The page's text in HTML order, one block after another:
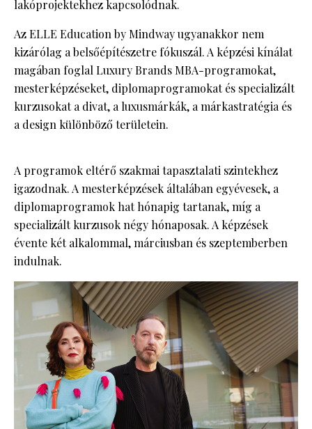
lakóprojektekhez kapcsolódnak.
Az ELLE Education by Mindway ugyanakkor nem
kizárólag a belsőépítészetre fókuszál. A képzési kínálat
magában foglal Luxury Brands MBA-programokat,
mesterképzéseket, diplomaprogramokat és specializált
kurzusokat a divat, a luxusmárkák, a márkastratégia és
a design különböző területein.
A programok eltérő szakmai tapasztalati szintekhez
igazodnak. A mesterképzések általában egyévesek, a
diplomaprogramok hat hónapig tartanak, míg a
specializált kurzusok négy hónaposak. A képzések
évente két alkalommal, márciusban és szeptemberben
indulnak.